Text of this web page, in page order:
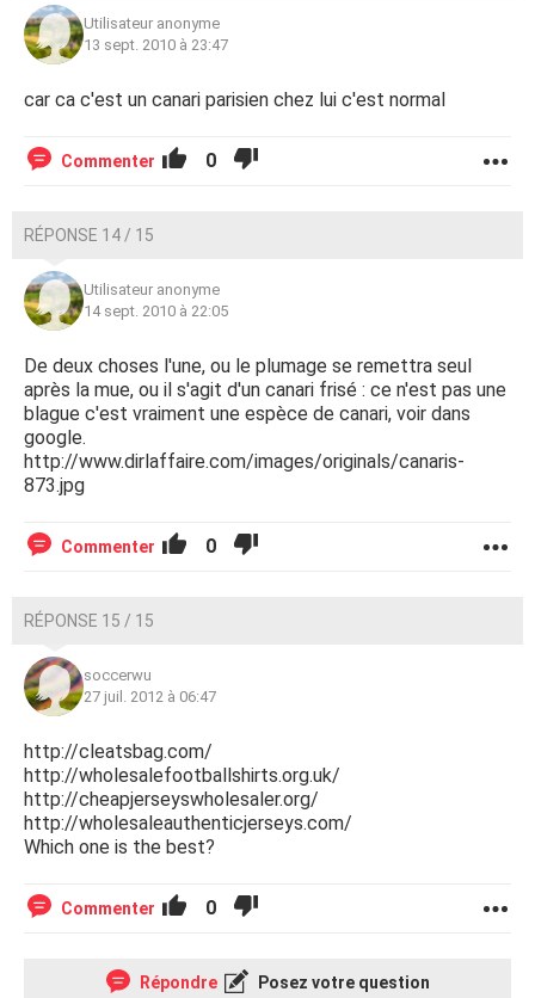
Utilisateur anonyme
13 sept. 2010 à 23:47
car ca c'est un canari parisien chez lui c'est normal
Commenter 0
RÉPONSE 14 / 15
Utilisateur anonyme
14 sept. 2010 à 22:05
De deux choses l'une, ou le plumage se remettra seul
après la mue, ou il s'agit d'un canari frisé : ce n'est pas une
blague c'est vraiment une espèce de canari, voir dans
google.
http://www.dirlaffaire.com/images/originals/canaris-
873.jpg
Commenter 0
RÉPONSE 15 / 15
soccerwu
27 juil. 2012 à 06:47
http://cleatsbag.com/
http://wholesalefootballshirts.org.uk/
http://cheapjerseyswholesaler.org/
http://wholesaleauthenticjerseys.com/
Which one is the best?
Commenter 0
Répondre Posez votre question